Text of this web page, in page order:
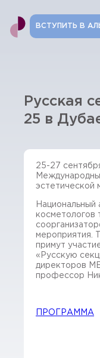
Русская
25 в
25-27
эстетической
Национальный
косметологов
мероприятия.
примут
«Русскую
директоров
профессор
ПРОГРАММА
ВСТУПИТЬ В